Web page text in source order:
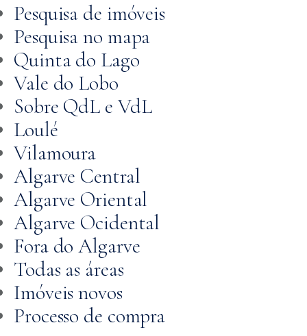
Pesquisa de imóveis
Pesquisa no mapa
Quinta do Lago
Vale do Lobo
Sobre QdL e VdL
Loulé
Vilamoura
Algarve Central
Algarve Oriental
Algarve Ocidental
Fora do Algarve
Todas as áreas
Imóveis novos
Processo de compra